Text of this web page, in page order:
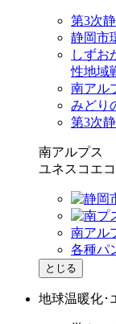
第3次
静岡市
しずお
性地域
南アル
みどり
第3次
南アルプス
ユネスコエ
南アル
各種パ
とじる
地球温暖化･